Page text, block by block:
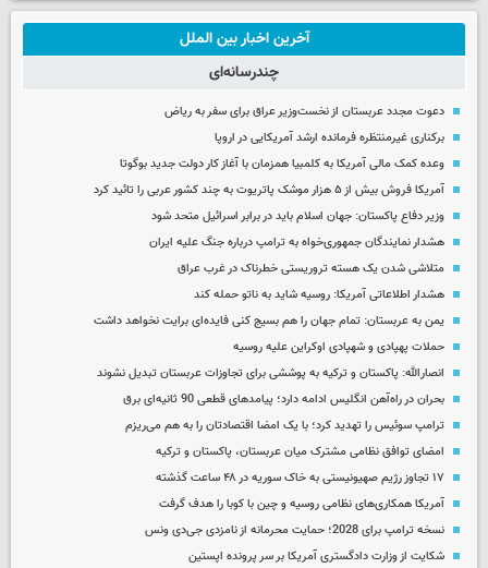
آخرین اخبار بین الملل
چندرسانه‌ای
دعوت مجدد عربستان از نخست‌وزیر عراق برای سفر به ریاض
برکناری غیرمنتظره فرمانده ارشد آمریکایی در اروپا
وعده کمک مالی آمریکا به کلمبیا همزمان با آغاز کار دولت جدید بوگوتا
آمریکا فروش بیش از ۵ هزار موشک پاتریوت به چند کشور عربی را تائید کرد
وزیر دفاع پاکستان: جهان اسلام باید در برابر اسرائیل متحد شود
هشدار نمایندگان جمهوری‌خواه به ترامپ درباره جنگ علیه ایران
متلاشی شدن یک هسته تروریستی خطرناک در غرب عراق
هشدار اطلاعاتی آمریکا: روسیه شاید به ناتو حمله کند
یمن به عربستان: تمام جهان را هم بسیج کنی فایده‌ای برایت نخواهد داشت
حملات پهپادی و شهپادی اوکراین علیه روسیه
انصارالله: پاکستان و ترکیه به پوششی برای تجاوزات عربستان تبدیل نشوند
بحران در راه‌آهن انگلیس ادامه دارد؛ پیامدهای قطعی 90 ثانیه‌ای برق
ترامپ سوئیس را تهدید کرد؛ با یک امضا اقتصادتان را به هم می‌ریزم
امضای توافق نظامی مشترک میان عربستان، پاکستان و ترکیه
۱۷ تجاوز رژیم صهیونیستی به خاک سوریه در ۴۸ ساعت گذشته
آمریکا همکاری‌های نظامی روسیه و چین با کوبا را هدف گرفت
نسخه ترامپ برای 2028؛ حمایت محرمانه از نامزدی جی‌دی ونس
شکایت از وزارت دادگستری آمریکا بر سر پرونده اپستین